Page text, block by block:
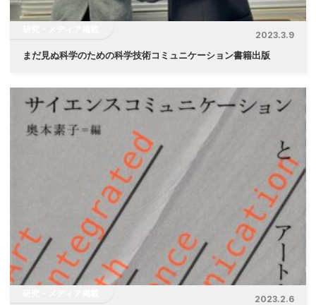
2023.3.9
まだ見ぬ科学のための科学技術コミュニケーション書籍出版
2023.2.6